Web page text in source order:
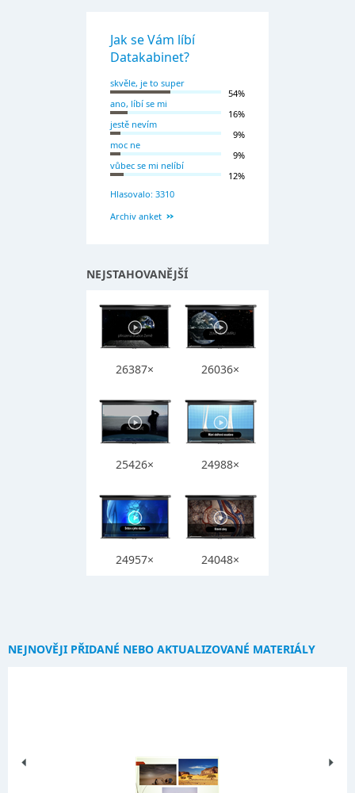
Jak se Vám líbí
Datakabinet?
skvěle, je to super
54%
ano, líbí se mi
16%
jestě nevím
9%
moc ne
9%
vůbec se mi nelíbí
12%
Hlasovalo: 3310
Archiv anket
NEJSTAHOVANĚJŠÍ
26387× 26036×
25426× 24988×
24957× 24048×
NEJNOVĚJI PŘIDANÉ NEBO AKTUALIZOVANÉ MATERIÁLY